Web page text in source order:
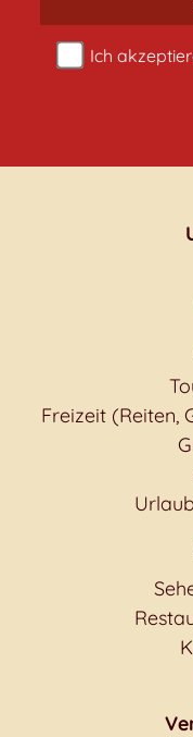
Ich
Freizeit (Reiten,